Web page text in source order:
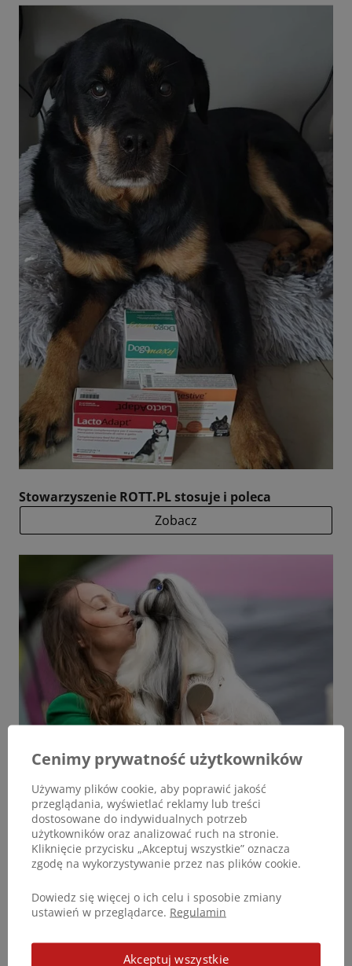
Stowarzyszenie ROTT.PL stosuje i poleca
Zobacz
Cenimy prywatność użytkowników
Używamy plików cookie, aby poprawić jakość
przeglądania, wyświetlać reklamy lub treści
dostosowane do indywidualnych potrzeb
użytkowników oraz analizować ruch na stronie.
Kliknięcie przycisku „Akceptuj wszystkie” oznacza
zgodę na wykorzystywanie przez nas plików cookie.
Dowiedz się więcej o ich celu i sposobie zmiany
ustawień w przeglądarce. Regulamin
Akceptuj wszystkie